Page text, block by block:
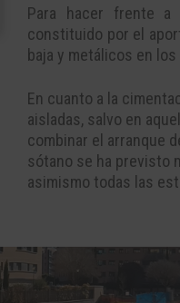
Para hacer frente a
constituido por el
baja y metálicos en
En cuanto a la
aisladas, salvo en
combinar el arranque
sótano se ha previsto
asimismo todas las